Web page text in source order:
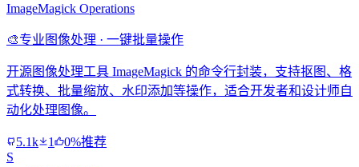
ImageMagick Operations
🎨专业图像处理 · 一键批量操作
开源图像处理工具 ImageMagick 的命令行封装，支持抠图、格
式转换、批量缩放、水印添加等操作，适合开发者和设计师自
动化处理图像。
5.1k 1
0%推荐
S